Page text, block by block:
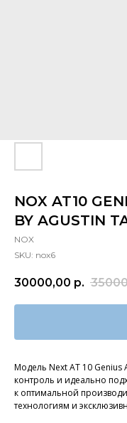
NOX AT10
BY AGUSTIN
NOX
SKU: nox6
30000,00 р.
Модель Next AT 10 Genius
контроль и идеально
к оптимальной
технологиям и